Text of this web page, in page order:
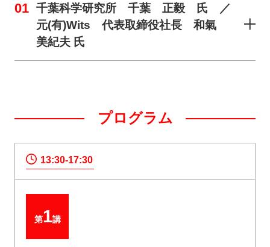
01 千葉科学研究所 千葉 正毅 氏 ／
元(有)Wits 代表取締役社長 和氣
美紀夫 氏
プログラム
13:30-17:30
第1講